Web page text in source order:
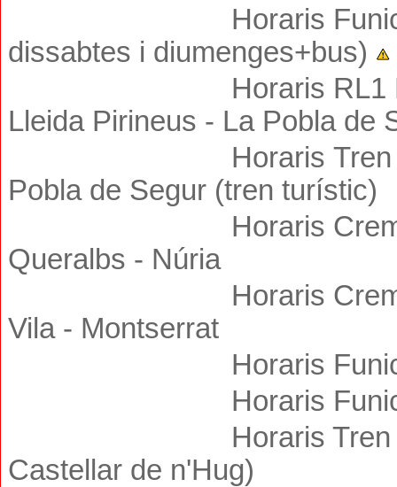
Horaris
dissabtes i diumenges+bus)
Horaris RL1
Lleida Pirineus - La Pobla de
Horaris
Pobla de Segur (tren turístic)
Horaris
Queralbs - Núria
Horaris
Vila - Montserrat
Horaris
Horaris
Horaris
Castellar de n'Hug)